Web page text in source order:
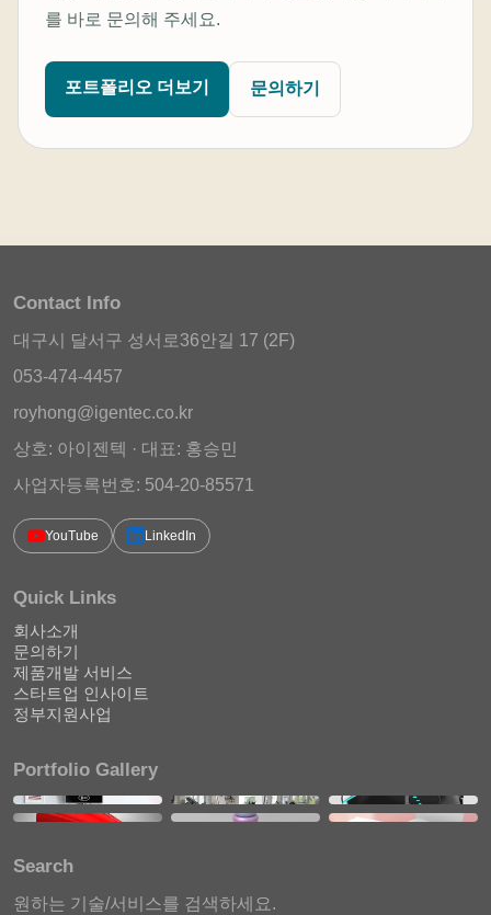
를 바로 문의해 주세요.
포트폴리오 더보기 문의하기
Contact Info
대구시 달서구 성서로36안길 17 (2F)
053-474-4457
royhong@igentec.co.kr
상호: 아이젠텍 · 대표: 홍승민
사업자등록번호: 504-20-85571
YouTube LinkedIn
Quick Links
회사소개
문의하기
제품개발 서비스
스타트업 인사이트
정부지원사업
Portfolio Gallery
Search
원하는 기술/서비스를 검색하세요.